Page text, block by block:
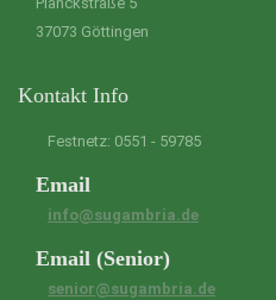
37073 Göttingen
Kontakt Info
Festnetz: 0551 - 59785
Email
info@sugambria.de
Email (Senior)
senior@sugambria.de